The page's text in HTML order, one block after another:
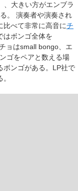
、大きい方がエンブラ
。 演奏者や演奏され
比べて非常に高音にチ
はボンゴ全体を
ョはsmall bongo、エ
ゴをペアと数える場
ボンゴがある。LP社で